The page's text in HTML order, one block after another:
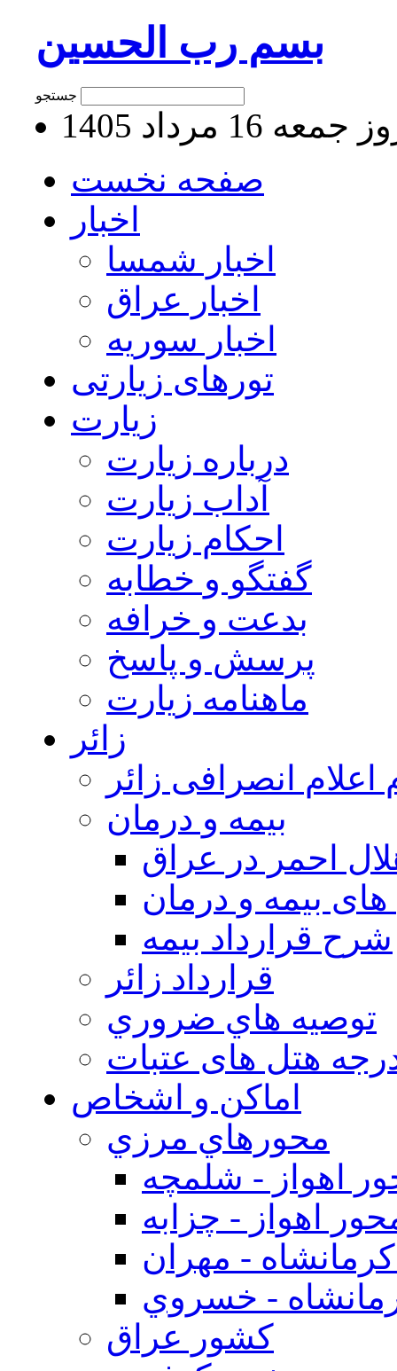
بسم رب الحسین
16 مرداد 1405
صفحه نخست
اخبار
اخبار شمسا
اخبار عراق
اخبار سوریه
تورهای زیارتی
زیارت
درباره زیارت
آداب زیارت
احکام زیارت
گفتگو و خطابه
بدعت و خرافه
پرسش و پاسخ
ماهنامه زیارت
زائر
اعلام انصرافی زائر
بيمه و درمان
احمر در عراق
بیمه و درمان
شرح قرارداد بیمه
قرارداد زائر
توصيه هاي ضروري
هتل های عتبات
اماکن و اشخاص
محورهاي مرزي
اهواز - شلمچه
اهواز - چزابه
- مهران
- خسروي
كشور عراق